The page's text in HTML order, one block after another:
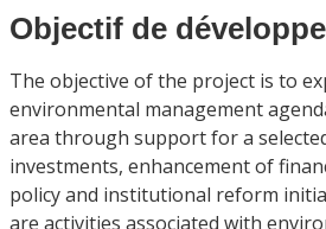
Objectif de
The objective of the project is to
environmental management
area through support for a
investments, enhancement of
policy and institutional reform
are activities associated with